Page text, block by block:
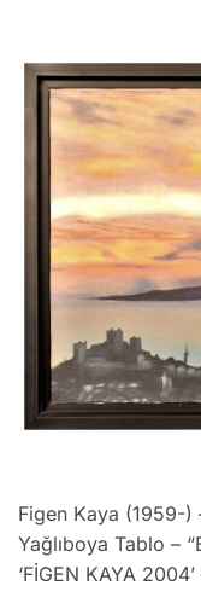
Figen Kaya (1959-)
Yağlıboya Tablo –
‘FİGEN KAYA